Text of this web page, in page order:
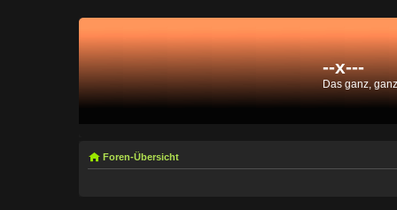
--x---
Das ganz,
Foren-Übersicht